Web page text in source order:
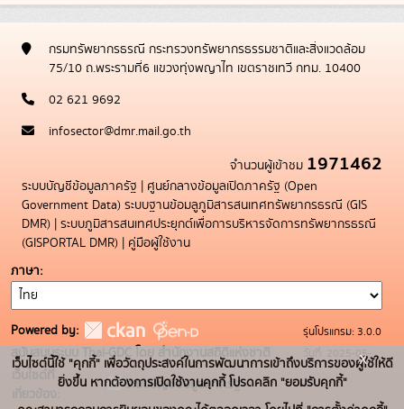
กรมทรัพยากรธรณี กระทรวงทรัพยากรธรรมชาติและสิ่งแวดล้อม
75/10 ถ.พระรามที่6 แขวงทุ่งพญาไท เขตราชเทวี กทม. 10400
02 621 9692
infosector@dmr.mail.go.th
จำนวนผู้เข้าชม 1971462
ระบบบัญชีข้อมูลภาครัฐ | ศูนย์กลางข้อมูลเปิดภาครัฐ (Open
Government Data) ระบบฐานข้อมลูภูมิสารสนเทศทรัพยากรธรณี (GIS
DMR) | ระบบภูมิสารสนเทศประยุกต์เพื่อการบริหารจัดการทรัพยากรธรณี
(GISPORTAL DMR) | คู่มือผู้ใช้งาน
ภาษา
Powered by:
สนับสนุนระบบ Thai-GDC โดย สำนักงานสถิติแห่งชาติ
เว็บไซต์ที่
เกี่ยวข้อง:
ระบบบัญชีข้อมูลภาครัฐ
รุ่นโปรแกรม: 3.0.0
วันที่: 2025-05-
19
เว็บไซต์นี้ใช้ "คุกกี้" เพื่อวัตถุประสงค์ในการพัฒนาการเข้าถึงบริการของผู้ใช้ให้ดี
ยิ่งขึ้น หากต้องการเปิดใช้งานคุกกี้ โปรดคลิก "ยอมรับคุกกี้"
x